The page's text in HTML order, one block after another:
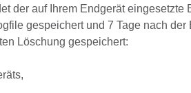
der auf Ihrem Endgerät
gespeichert und 7 Tage nach
Löschung gespeichert: